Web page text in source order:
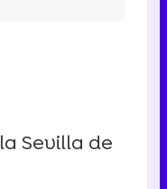
Sevilla de